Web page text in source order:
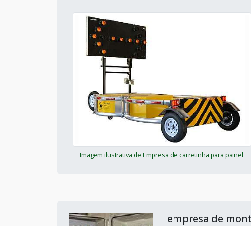
Imagem ilustrativa de Empresa de carretinha para painel
empresa de